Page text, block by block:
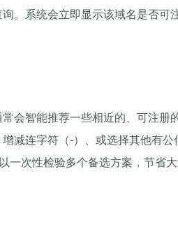
。系统会立即显示该域名是否可注
会智能推荐一些相近的、可注册
减连字符（-）、或选择其他有
一次性检验多个备选方案，节省大